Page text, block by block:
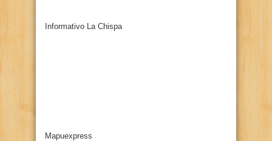
Informativo La Chispa
Mapuexpress